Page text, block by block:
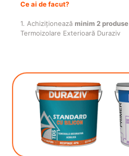
Ce ai de facut?
1. Achiziționează minim 2 produse
Termoizolare Exterioară Duraziv